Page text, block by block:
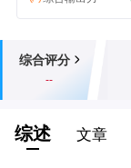
综合评分
--
综述 文章